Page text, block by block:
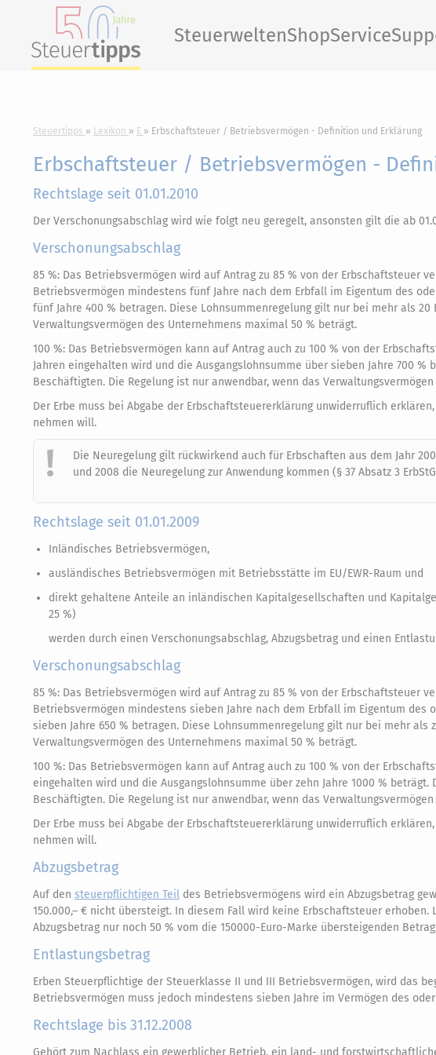
SteuerweltenShopService
Steuertipps Lexikon E Erbschaftsteuer / Betriebsvermögen - Definition und Erklärung
Erbschaftsteuer / Betriebsvermögen -
Rechtslage seit 01.01.2010
Der Verschonungsabschlag wird wie folgt neu geregelt, ansonsten gilt die ab
Verschonungsabschlag
85 %: Das Betriebsvermögen wird auf Antrag zu 85 % von der Erbschaftsteuer
Betriebsvermögen mindestens fünf Jahre nach dem Erbfall im Eigentum des
fünf Jahre 400 % betragen. Diese Lohnsummenregelung gilt nur bei mehr als
Verwaltungsvermögen des Unternehmens maximal 50 % beträgt.
100 %: Das Betriebsvermögen kann auf Antrag auch zu 100 % von der
Jahren eingehalten wird und die Ausgangslohnsumme über sieben Jahre 700
Beschäftigten. Die Regelung ist nur anwendbar, wenn das
Der Erbe muss bei Abgabe der Erbschaftsteuererklärung unwiderruflich
nehmen will.
Die Neuregelung gilt rückwirkend auch für Erbschaften aus dem Jahr
und 2008 die Neuregelung zur Anwendung kommen (§ 37 Absatz 3
Rechtslage seit 01.01.2009
Inländisches Betriebsvermögen,
ausländisches Betriebsvermögen mit Betriebsstätte im EU/EWR-Raum und
direkt gehaltene Anteile an inländischen Kapitalgesellschaften und
25 %)
werden durch einen Verschonungsabschlag, Abzugsbetrag und einen
Verschonungsabschlag
85 %: Das Betriebsvermögen wird auf Antrag zu 85 % von der Erbschaftsteuer
Betriebsvermögen mindestens sieben Jahre nach dem Erbfall im Eigentum
sieben Jahre 650 % betragen. Diese Lohnsummenregelung gilt nur bei mehr
Verwaltungsvermögen des Unternehmens maximal 50 % beträgt.
100 %: Das Betriebsvermögen kann auf Antrag auch zu 100 % von der
eingehalten wird und die Ausgangslohnsumme über zehn Jahre 1000 %
Beschäftigten. Die Regelung ist nur anwendbar, wenn das
Der Erbe muss bei Abgabe der Erbschaftsteuererklärung unwiderruflich
nehmen will.
Abzugsbetrag
Auf den steuerpflichtigen Teil des Betriebsvermögens wird ein Abzugsbetrag
150.000,– € nicht übersteigt. In diesem Fall wird keine Erbschaftsteuer
Abzugsbetrag nur noch 50 % vom die 150000-Euro-Marke übersteigenden
Entlastungsbetrag
Erben Steuerpflichtige der Steuerklasse II und III Betriebsvermögen, wird das
Betriebsvermögen muss jedoch mindestens sieben Jahre im Vermögen des
Rechtslage bis 31.12.2008
Gehört zum Nachlass ein gewerblicher Betrieb, ein land- und